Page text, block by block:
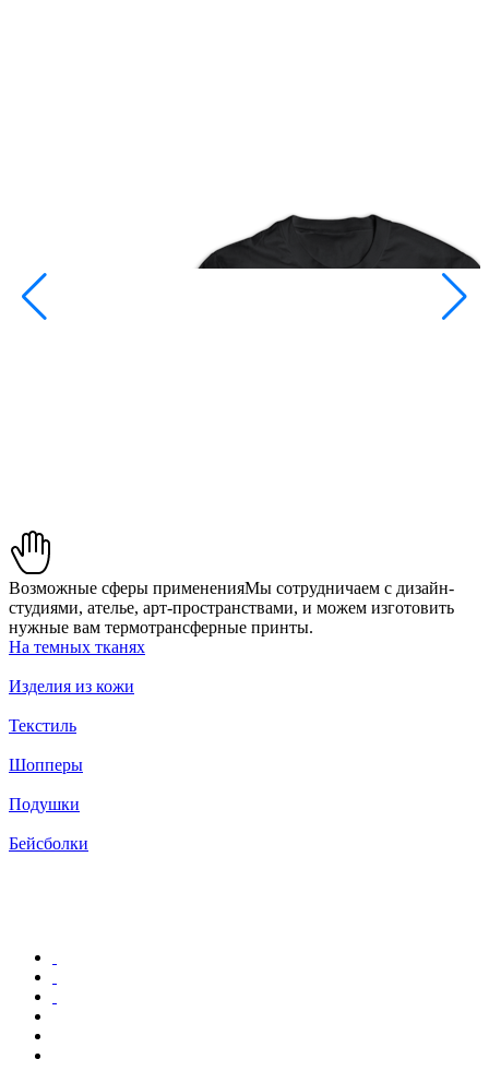
Создать
Возможные сферы примененияМы сотрудничаем с дизайн-
студиями, ателье, арт-пространствами, и можем изготовить
нужные вам термотрансферные принты.
На темных тканях
Изделия из кожи
Текстиль
Шопперы
Подушки
Бейсболки